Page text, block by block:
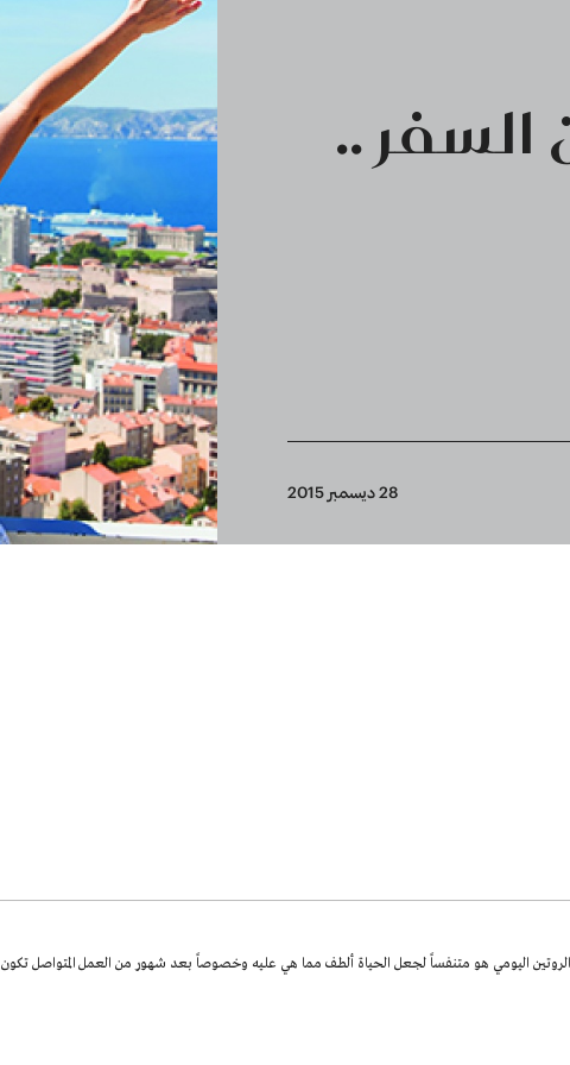
..
28 ديسمبر 2015
اليومي هو متنفساً لجعل الحياة ألطف مما هي عليه وخصوصاً بعد شهور من العمل المتواصل تكون